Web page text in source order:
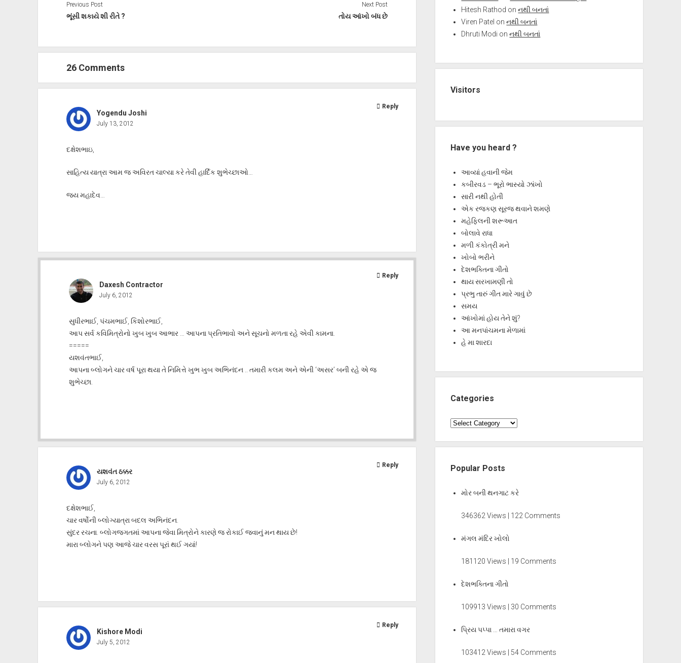
Previous Post
ભૂંસી શકાયે શી રીતે ?
Next Post
તોય આંખો બંધ છે
26 Comments
Yogendu Joshi
July 13, 2012
દક્ષેશભાઇ,
સાહિત્ય યાત્રા આમ જ અવિરત ચાલ્યા કરે તેવી હાર્દિક શુભેચ્છાઓ…
જય મહાદેવ…
Reply
Daxesh Contractor
July 6, 2012
સુધીરભાઈ, પંચમભાઈ, કિશોરભાઈ,
આપ સર્વ કવિમિત્રોનો ખુબ ખુબ આભાર … આપના પ્રતિભાવો અને સૂચનો મળતા રહે એવી કામના.
=====
યશવંતભાઈ,
આપના બ્લોગને ચાર વર્ષ પૂરા થયા તે નિમિત્તે ખુભ ખુબ અભિનંદન .. તમારી કલમ અને એની ‘અસર’ બની રહે એ જ
શુભેચ્છા.
Reply
યશવંત ઠક્કર
July 6, 2012
દક્ષેશભાઈ,
ચાર વર્ષોની બ્લોગ્યાત્રા બદલ અભિનંદન.
સુંદર રચના. બ્લોગજગતમાં આપના જેવા મિત્રોને કારણે જ રોકાઈ જવાનું મન થાય છે!
મારા બ્લોગને પણ આજે ચાર વરસ પૂરાં થઈ ગયાં!
Reply
Kishore Modi
July 5, 2012
Reply
Hitesh Rathod onનથી બનતાં
Viren Patel onનથી બનતાં
Dhruti Modi onનથી બનતાં
Visitors
Have you heard ?
આવ્યાં હવાની જેમ
કબીરવડ – ભૂરો ભાસ્યો ઝાંખો
સારી નથી હોતી
એક રજકણ સૂરજ થવાને શમણે
મહેફિલની શરૂઆત
બોલાવે રાધા
મળી કંકોત્રી મને
ખોબો ભરીને
દેશભક્તિના ગીતો
થાય સરખામણી તો
પ્રભુ તારું ગીત મારે ગાવું છે
સમય
આંખોમાં હોય તેને શું?
આ મનપાંચમના મેળામાં
હે મા શારદા
Categories
Categories
Popular Posts
મોર બની થનગાટ કરે
346362 Views | 122 Comments
મંગલ મંદિર ખોલો
181120 Views | 19 Comments
દેશભક્તિના ગીતો
109913 Views | 30 Comments
પ્રિય પપ્પા … તમારા વગર
103412 Views | 54 Comments